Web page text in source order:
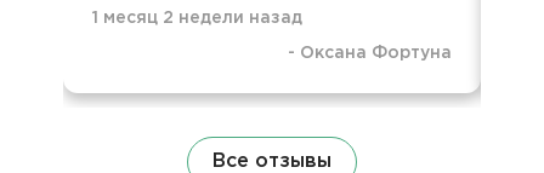
1 месяц 2 недели назад
- Оксана Фортуна
Все отзывы